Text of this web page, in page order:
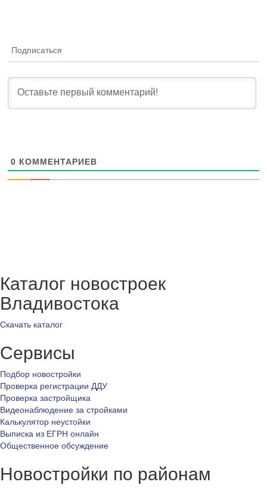
Подписаться
0 КОММЕНТАРИЕВ
Каталог новостроек
Владивостока
Скачать каталог
Сервисы
Подбор новостройки
Проверка регистрации ДДУ
Проверка застройщика
Видеонаблюдение за стройками
Калькулятор неустойки
Выписка из ЕГРН онлайн
Общественное обсуждение
Новостройки по районам